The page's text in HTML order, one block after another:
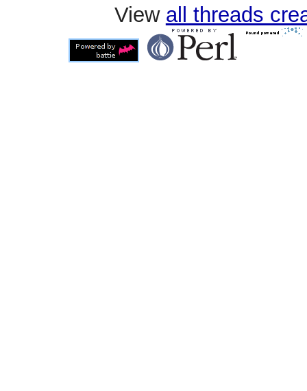
View all threads